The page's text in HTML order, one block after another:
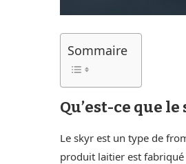
Sommaire
Qu’est-ce que le
Le skyr est un type de
produit laitier est